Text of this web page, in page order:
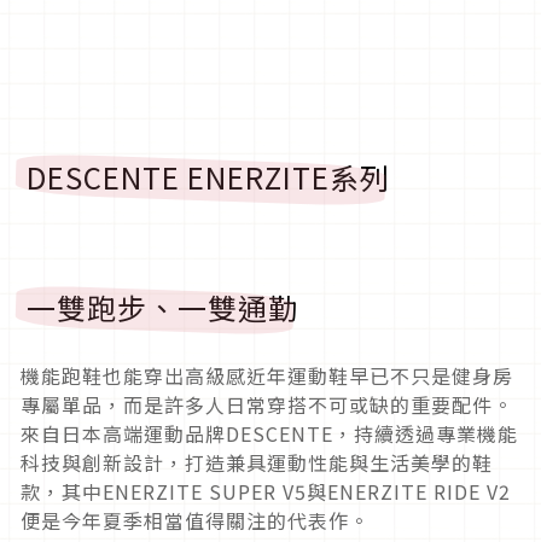
DESCENTE ENERZITE系列
一雙跑步、一雙通勤
機能跑鞋也能穿出高級感近年運動鞋早已不只是健身房
專屬單品，而是許多人日常穿搭不可或缺的重要配件。
來自日本高端運動品牌DESCENTE，持續透過專業機能
科技與創新設計，打造兼具運動性能與生活美學的鞋
款，其中ENERZITE SUPER V5與ENERZITE RIDE V2
便是今年夏季相當值得關注的代表作。